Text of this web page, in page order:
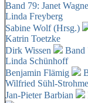
Band 79: Janet
Linda Freyberg
Sabine Wolf (Hrsg.)
Katrin Toetzke
Dirk Wissen
Band
Linda Schünhoff
Benjamin Flämig
Wilfried Sühl-
Jan-Pieter Barbian